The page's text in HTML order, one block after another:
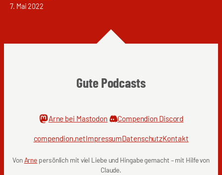
7. Mai 2022
Gute Podcasts
Arne bei Mastodon Compendion Discord
compendion.netImpressumDatenschutzKontakt
VonArne persönlich mit viel Liebe und Hingabe gemacht – mit Hilfe von
Claude.